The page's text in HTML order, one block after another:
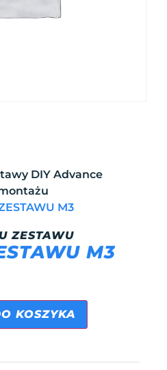
DIY Advance
M3
ZESTAWU
M3
KOSZYKA